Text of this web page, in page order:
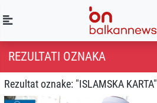
REZULTATI OZNAKA
Rezultat oznake: "ISLAMSKA KARTA"